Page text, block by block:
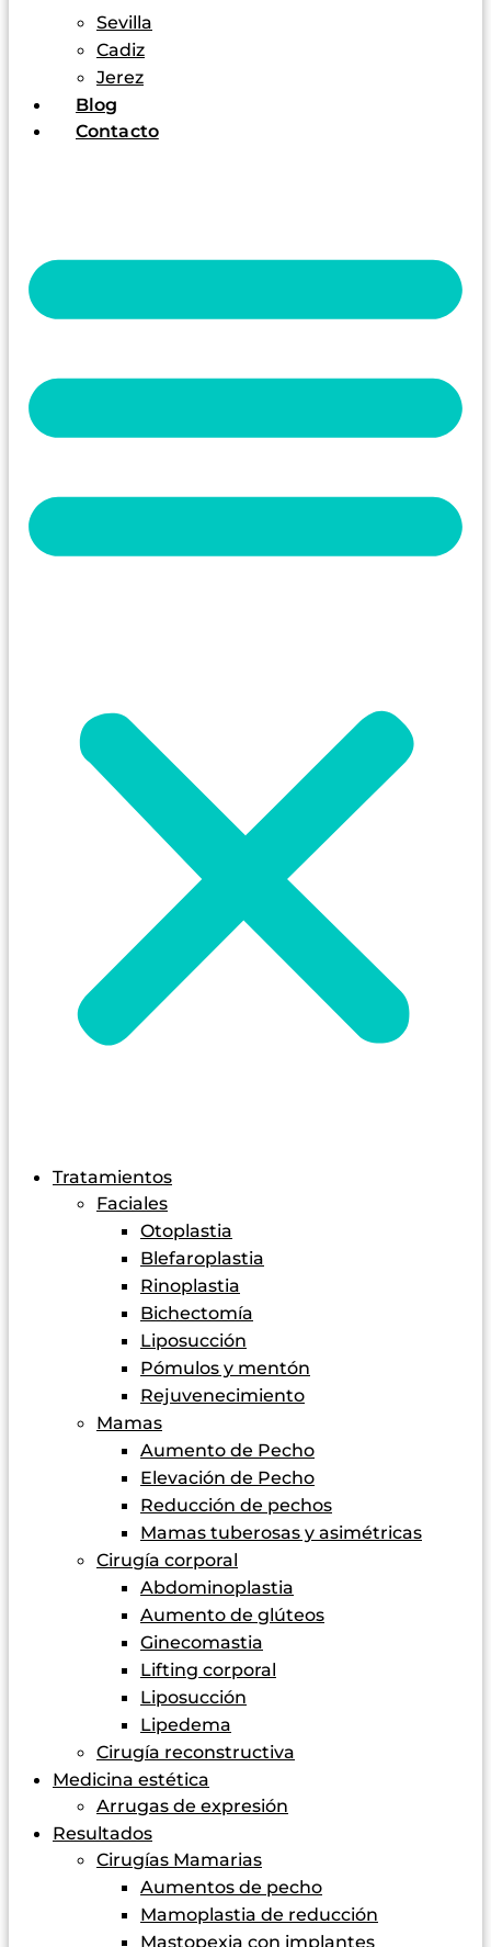
Sevilla
Cadiz
Jerez
Blog
Contacto
Tratamientos
Faciales
Otoplastia
Blefaroplastia
Rinoplastia
Bichectomía
Liposucción
Pómulos y mentón
Rejuvenecimiento
Mamas
Aumento de Pecho
Elevación de Pecho
Reducción de pechos
Mamas tuberosas y asimétricas
Cirugía corporal
Abdominoplastia
Aumento de glúteos
Ginecomastia
Lifting corporal
Liposucción
Lipedema
Cirugía reconstructiva
Medicina estética
Arrugas de expresión
Resultados
Cirugías Mamarias
Aumentos de pecho
Mamoplastia de reducción
Mastopexia con implantes